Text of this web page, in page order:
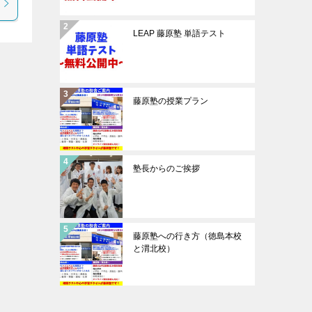
LEAP 藤原塾 単語テスト
藤原塾の授業プラン
塾長からのご挨拶
藤原塾への行き方（徳島本校
と渭北校）